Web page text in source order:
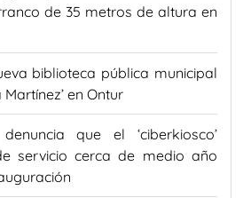
de 35 metros de altura en
biblioteca pública municipal
en Ontur
que el ‘ciberkiosco’
servicio cerca de medio año